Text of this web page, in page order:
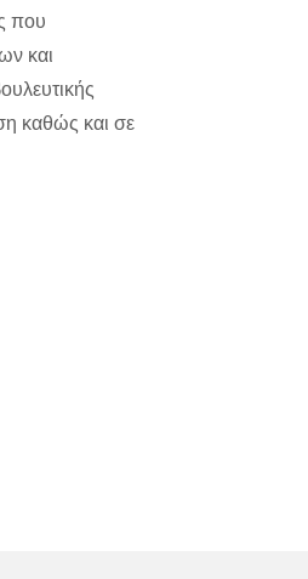
που
και
καθώς και σε